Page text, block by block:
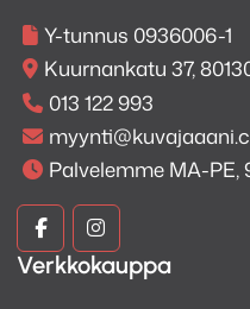
Y-tunnus 0936006-1
Kuurnankatu 37,
013 122 993
Palvelemme MA-PE,
Kuva
ja
Kuva
ja
Verkkokauppa